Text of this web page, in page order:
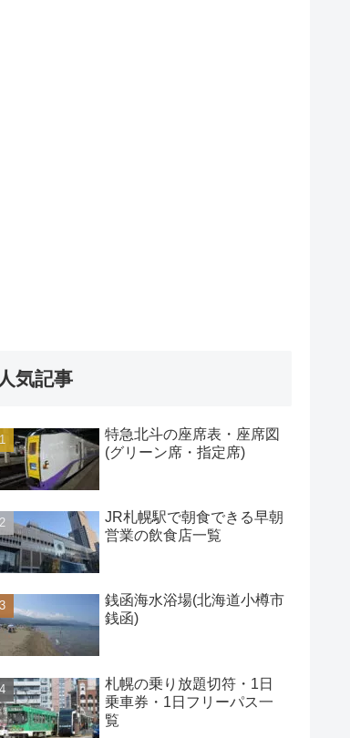
人気記事
特急北斗の座席表・座席図
(グリーン席・指定席)
JR札幌駅で朝食できる早朝
営業の飲食店一覧
銭函海水浴場(北海道小樽市
銭函)
札幌の乗り放題切符・1日
乗車券・1日フリーパス一
覧